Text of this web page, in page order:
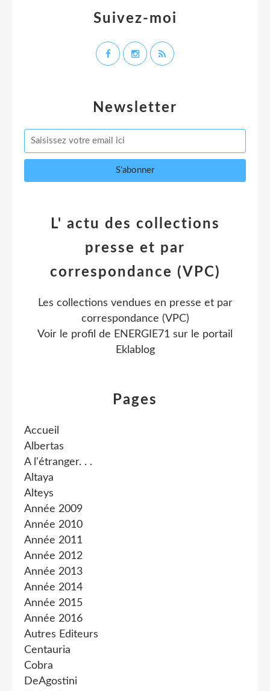
Newsletter
Pages
Accueil
Albertas
A l'étranger. . .
Altaya
Alteys
Année 2009
Année 2010
Année 2011
Année 2012
Année 2013
Année 2014
Année 2015
Année 2016
Autres Editeurs
Centauria
Cobra
DeAgostini
L' actu des collections
presse et par
correspondance (VPC)
Les collections vendues en presse et par
correspondance (VPC)
Voir le profil de ENERGIE71 sur le portail
Eklablog
Suivez-moi